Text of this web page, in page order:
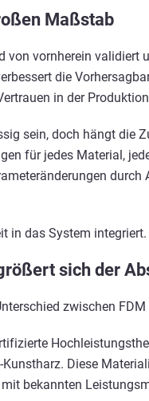
Maßstab
von vornherein
die
in der
sein, doch hängt die
für jedes Material,
in das System
sich der
zwischen
Diese
bekannten